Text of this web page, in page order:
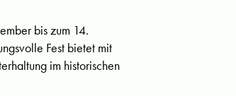
bis zum 14.
Fest bietet mit
im historischen